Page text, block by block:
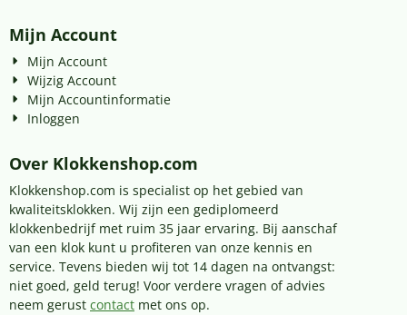
Mijn Account
Mijn Account
Wijzig Account
Mijn Accountinformatie
Inloggen
Over Klokkenshop.com
Klokkenshop.com is specialist op het gebied van
kwaliteitsklokken. Wij zijn een gediplomeerd
klokkenbedrijf met ruim 35 jaar ervaring. Bij aanschaf
van een klok kunt u profiteren van onze kennis en
service. Tevens bieden wij tot 14 dagen na ontvangst:
niet goed, geld terug! Voor verdere vragen of advies
neem gerust contact met ons op.